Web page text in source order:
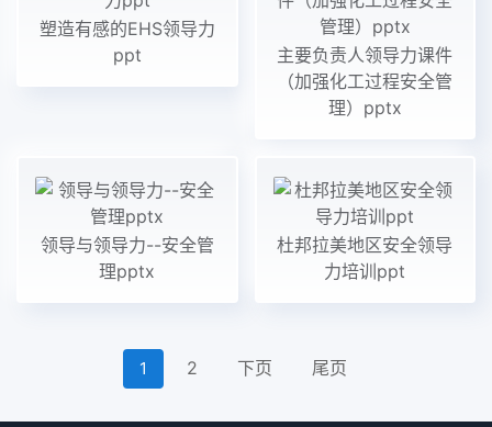
塑造有感的EHS领导力
ppt
主要负责人领导力课件
（加强化工过程安全管
理）pptx
领导与领导力--安全管
理pptx
杜邦拉美地区安全领导
力培训ppt
1 2 下页 尾页